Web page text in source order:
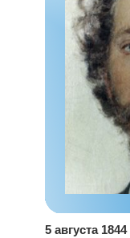
5 августа